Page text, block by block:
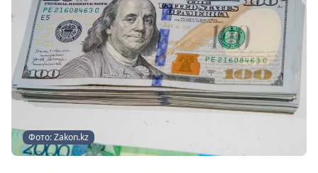
Фото: Zakon.kz